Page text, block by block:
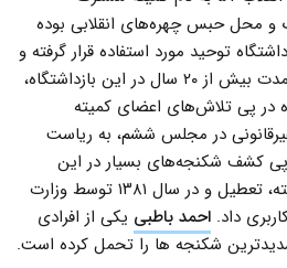
و محل حبس چهره‌های انقلابی بوده
توحید مورد استفاده قرار گرفته و
بسیاری از فعالان سیاسی به مدت بیش از ۲۰ سال در این بازداشتگاه،
در پی تلاش‌های اعضای کمیته
در مجلس ششم، به ریاست
کشف شکنجه‌های بسیار در این
بازداشتگاه توسط اعضای کمیته، تعطیل و در سال ۱۳۸۱ توسط وزارت
داد. احمد باطبی یکی از افرادی
شکنجه ها را تحمل کرده است.